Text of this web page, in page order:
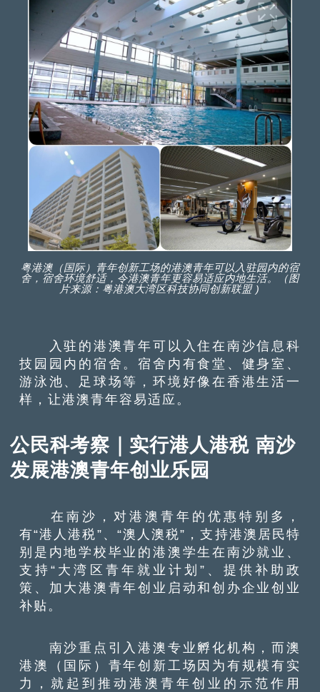
粤港澳（国际）青年创新工场的港澳青年可以入驻园内的宿
舍，宿舍环境舒适，令港澳青年更容易适应内地生活。（图
片来源：粤港澳大湾区科技协同创新联盟 )
入驻的港澳青年可以入住在南沙信息科
技园园内的宿舍。宿舍内有食堂、健身室、
游泳池、足球场等，环境好像在香港生活一
样，让港澳青年容易适应。
公民科考察｜实行港人港税 南沙
发展港澳青年创业乐园
在南沙，对港澳青年的优惠特别多，
有“港人港税”、“澳人澳税”，支持港澳居民特
别是内地学校毕业的港澳学生在南沙就业、
支持“大湾区青年就业计划”、提供补助政
策、加大港澳青年创业启动和创办企业创业
补贴。
南沙重点引入港澳专业孵化机构，而澳
港澳（国际）青年创新工场因为有规模有实
力，就起到推动港澳青年创业的示范作用